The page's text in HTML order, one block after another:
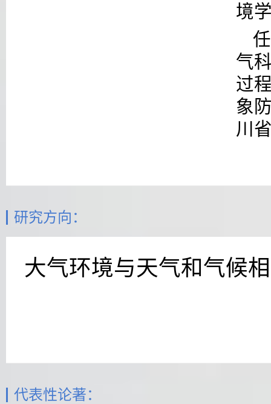
境
气
过
象
川
研究方向：
大气环境与天气和气候
代表性论著：